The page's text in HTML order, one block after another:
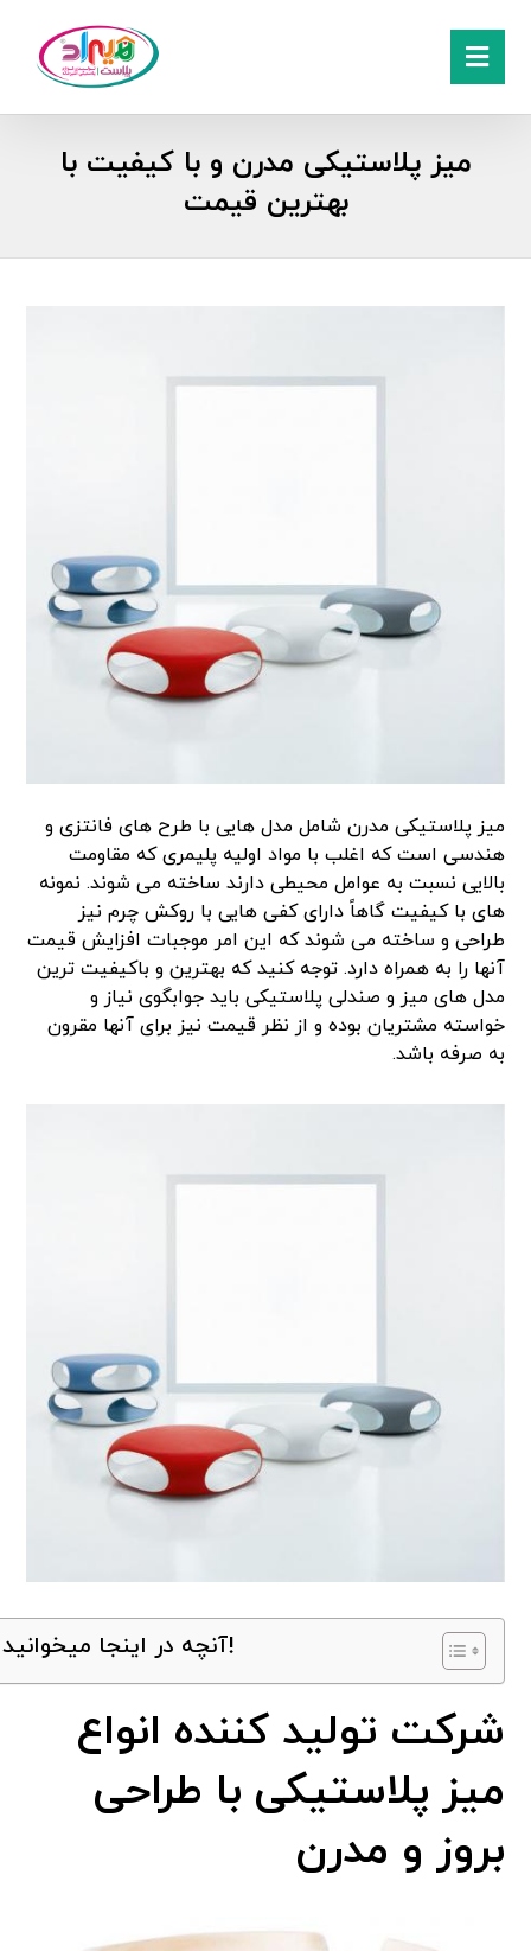
میز پلاستیکی مدرن و با کیفیت با
بهترین قیمت
میز پلاستیکی مدرن شامل مدل هایی با طرح های فانتزی و
هندسی است که اغلب با مواد اولیه پلیمری که مقاومت
بالایی نسبت به عوامل محیطی دارند ساخته می شوند. نمونه
های با کیفیت گاهاً دارای کفی هایی با روکش چرم نیز
طراحی و ساخته می شوند که این امر موجبات افزایش قیمت
آنها را به همراه دارد. توجه کنید که بهترین و باکیفیت ترین
مدل های میز و صندلی پلاستیکی باید جوابگوی نیاز و
خواسته مشتریان بوده و از نظر قیمت نیز برای آنها مقرون
به صرفه باشد.
آنچه در اینجا میخوانید!
شرکت تولید کننده انواع
میز پلاستیکی با طراحی
بروز و مدرن